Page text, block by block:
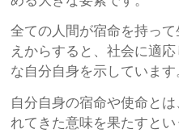
全ての人間が宿命を持っ
えからすると、社会に適
な自分自身を示しています
自分自身の宿命や使命と
れてきた意味を果たすとい